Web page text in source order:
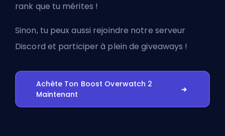
rank que tu mérites !
Sinon, tu peux aussi rejoindre notre serveur
Discord et participer à plein de giveaways !
Achète Ton Boost Overwatch 2
Maintenant